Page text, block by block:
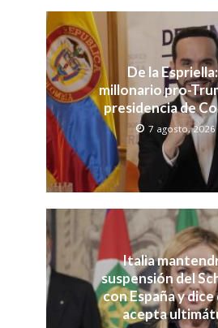
De la
millonario pro-
presidencia de
7 agosto, 2026
Italia
suspensión del
con España y dice
acepta